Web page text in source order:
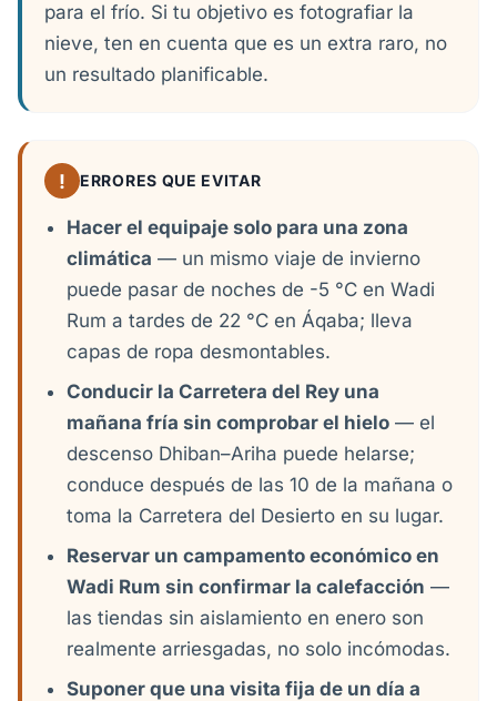
para el frío. Si tu objetivo es fotografiar la
nieve, ten en cuenta que es un extra raro, no
un resultado planificable.
! ERRORES QUE EVITAR
Hacer el equipaje solo para una zona
climática — un mismo viaje de invierno
puede pasar de noches de -5 °C en Wadi
Rum a tardes de 22 °C en Áqaba; lleva
capas de ropa desmontables.
Conducir la Carretera del Rey una
mañana fría sin comprobar el hielo — el
descenso Dhiban–Ariha puede helarse;
conduce después de las 10 de la mañana o
toma la Carretera del Desierto en su lugar.
Reservar un campamento económico en
Wadi Rum sin confirmar la calefacción —
las tiendas sin aislamiento en enero son
realmente arriesgadas, no solo incómodas.
Suponer que una visita fija de un día a